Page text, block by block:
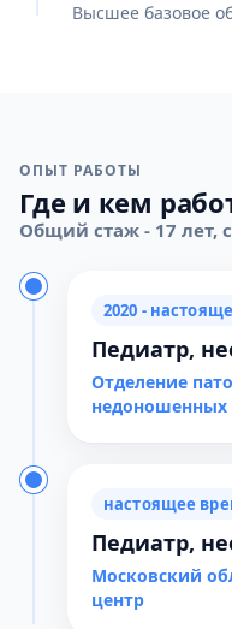
Высшее базовое
ОПЫТ РАБОТЫ
Где и кем
Общий стаж - 17 лет,
2020 -
Педиатр,
Отделение
настоящее
Педиатр,
Московский
центр